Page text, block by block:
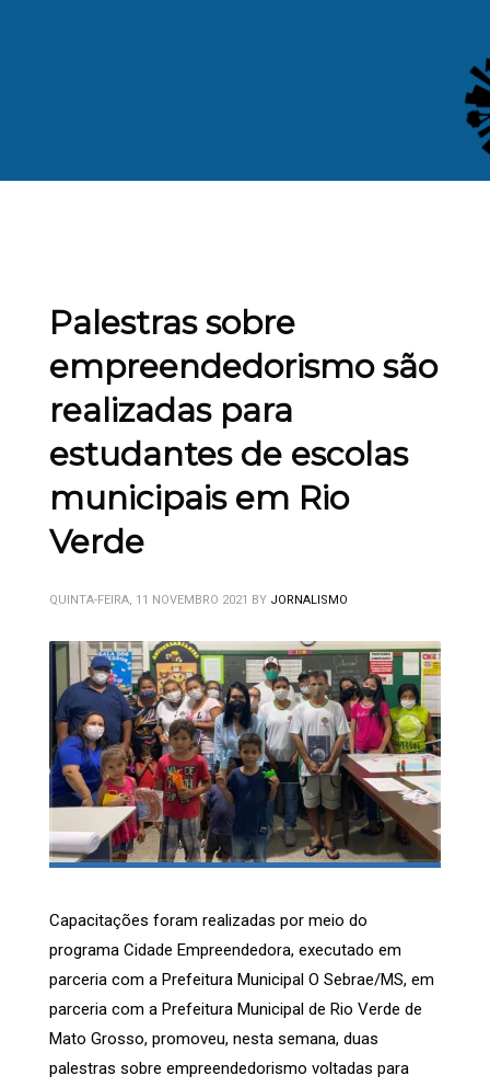
Palestras sobre
empreendedorismo são
realizadas para
estudantes de escolas
municipais em Rio
Verde
QUINTA-FEIRA, 11 NOVEMBRO 2021 BY JORNALISMO
Capacitações foram realizadas por meio do
programa Cidade Empreendedora, executado em
parceria com a Prefeitura Municipal O Sebrae/MS, em
parceria com a Prefeitura Municipal de Rio Verde de
Mato Grosso, promoveu, nesta semana, duas
palestras sobre empreendedorismo voltadas para